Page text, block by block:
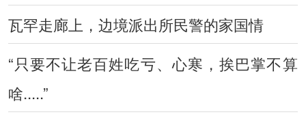
瓦罕走廊上，边境派出所民警的家国情
“只要不让老百姓吃亏、心寒，挨巴掌不算
啥.....”